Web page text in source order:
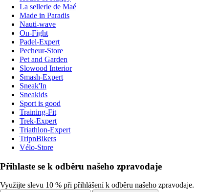
La sellerie de Maé
Made in Paradis
Nauti-wave
On-Fight
Padel-Expert
Pecheur-Store
Pet and Garden
Slowood Interior
Smash-Expert
Sneak'In
Sneakids
Sport is good
Training-Fit
Trek-Expert
Triathlon-Expert
TripnBikers
Vélo-Store
Přihlaste se k odběru našeho zpravodaje
Využijte slevu 10 % při přihlášení k odběru našeho zpravodaje.